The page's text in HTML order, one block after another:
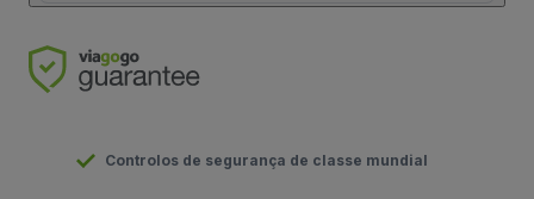
Controlos de segurança de classe mundial